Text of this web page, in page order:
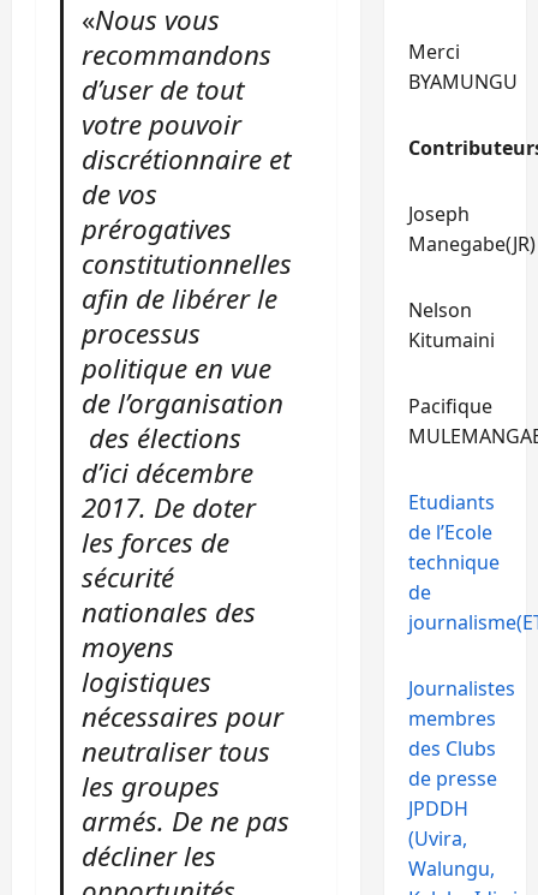
«Nous vous
recommandons
d’user de tout
votre pouvoir
discrétionnaire et
de vos
prérogatives
constitutionnelles
afin de libérer le
processus
politique en vue
de l’organisation
des élections
d’ici décembre
2017. De doter
les forces de
sécurité
nationales des
moyens
logistiques
nécessaires pour
neutraliser tous
les groupes
armés. De ne pas
décliner les
Merci
BYAMUNGU
Joseph
Manegabe(JR)
Nelson
Kitumaini
Pacifique
Etudiants
de l’Ecole
technique
de
Journalistes
membres
des Clubs
de presse
JPDDH
(Uvira,
Walungu,